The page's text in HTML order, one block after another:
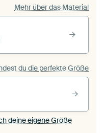
Mehr über das Material
du die perfekte Größe
deine eigene Größe